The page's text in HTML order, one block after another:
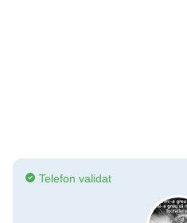
Telefon validat